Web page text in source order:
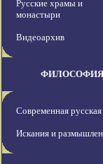
Русские храмы и
монастыри
Видеоархив
ФИЛОСОФИЯ
Современная
Искания и